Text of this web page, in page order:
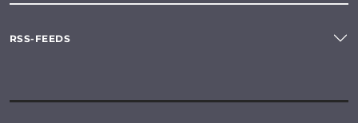
RSS-FEEDS